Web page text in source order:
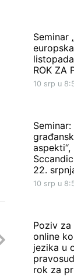
Seminar
ROK ZA
10 srp u
22.
10 srp u
Poziv za
online
jezika u
rok za